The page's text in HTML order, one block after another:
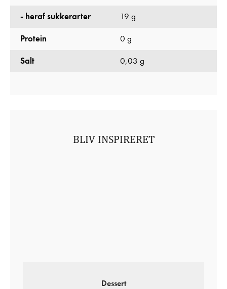
- heraf sukkerarter 19 g
Protein 0 g
Salt 0,03 g
BLIV INSPIRERET
Dessert